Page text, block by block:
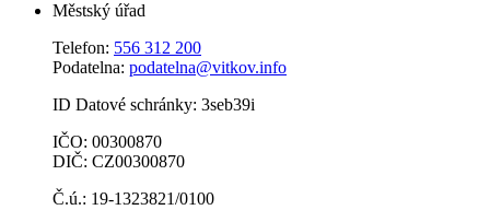
Městský úřad
Telefon: 556 312 200
Podatelna: podatelna@vitkov.info
ID Datové schránky: 3seb39i
IČO: 00300870
DIČ: CZ00300870
Č.ú.: 19-1323821/0100